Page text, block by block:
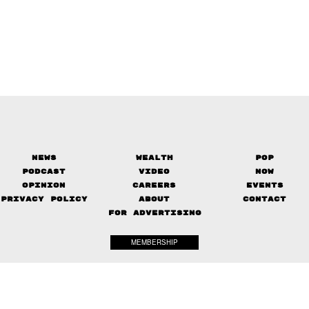
News Wealth
Pop
Podcast
Video
Now
Opinion
Careers
Events
Privacy Policy
About
Contact
FOR ADVERTISING
MEMBERSHIP